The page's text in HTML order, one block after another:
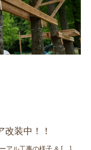
装中！！